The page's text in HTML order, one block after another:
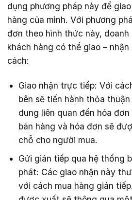
dụng phương pháp này để
hàng của mình. Với phương
đơn theo hình thức này,
khách hàng có thể giao –
cách:
Giao nhận trực tiếp: Với
bên sẽ tiến hành thỏa
dung liên quan đến hóa
bán hàng và hóa đơn sẽ
chỗ cho người mua.
Gửi gián tiếp qua hệ thống
phát: Các giao nhận này
với cách mua hàng gián